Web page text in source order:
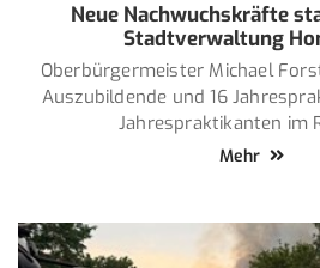
Neue Nachwuchskräfte
Stadtverwaltung
Oberbürgermeister Michael
Auszubildende und 16
Jahrespraktikanten im
Mehr